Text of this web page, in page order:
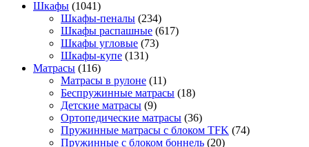
Шкафы (1041)
Шкафы-пеналы (234)
Шкафы распашные (617)
Шкафы угловые (73)
Шкафы-купе (131)
Матрасы (116)
Матрасы в рулоне (11)
Беспружинные матрасы (18)
Детские матрасы (9)
Ортопедические матрасы (36)
Пружинные матрасы с блоком TFK (74)
Пружинные с блоком боннель (20)